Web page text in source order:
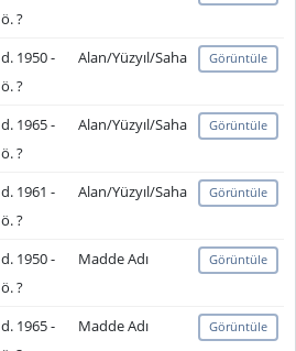
ö. ?
d. 1950 -
ö. ?
Alan/Yüzyıl/Saha Görüntüle
d. 1965 -
ö. ?
Alan/Yüzyıl/Saha Görüntüle
d. 1961 -
ö. ?
Alan/Yüzyıl/Saha Görüntüle
d. 1950 -
ö. ?
Madde Adı Görüntüle
d. 1965 -
Madde Adı Görüntüle